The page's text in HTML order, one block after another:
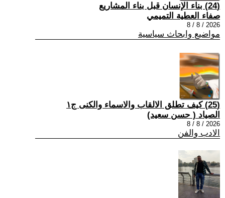
(24) بناء الإنسان قبل بناء المشاريع
صفاء العطية التميمي
2026 / 8 / 8
مواضيع وابحاث سياسية
(25) كيف تطلق الالقاب والاسماء والكنى ج١
الصياد ‏( حسن سعيد‏)
2026 / 8 / 8
الادب والفن